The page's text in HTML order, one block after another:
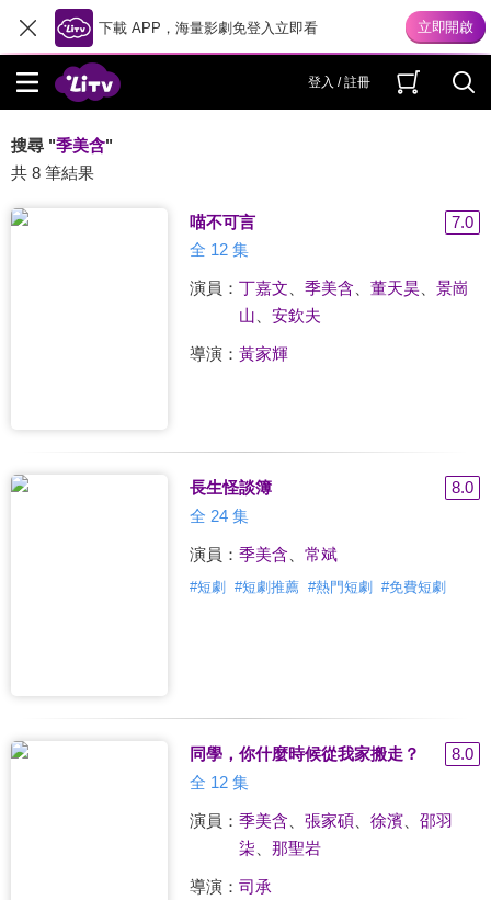
下載 APP，海量影劇免登入立即看
登入 / 註冊
搜尋 "季美含"
共 8 筆結果
喵不可言
7.0
全 12 集
演員： 丁嘉文 季美含 董天昊、 景崗
山
安欽夫
導演： 黃家輝
長生怪談簿
8.0
全 24 集
演員： 季美含 常斌
#短劇 #短劇推薦 #熱門短劇 #免費短劇
同學，你什麼時候從我家搬走？
8.0
全 12 集
演員： 季美含 張家碩、 徐濱、 邵羽
柒
那聖岩
導演： 司承